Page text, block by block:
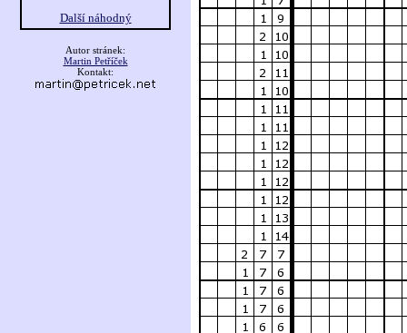
Další náhodný
Autor stránek:
Martin Petříček
Kontakt: